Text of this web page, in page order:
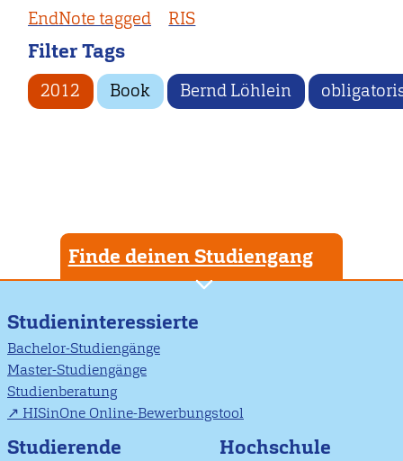
EndNote tagged
RIS
Filter Tags
2012 Book Bernd Löhlein
Finde deinen Studiengang
Studieninteressierte
Bachelor-Studiengänge
Master-Studiengänge
Studienberatung
HISinOne Online-Bewerbungstool
Studierende Hochschule